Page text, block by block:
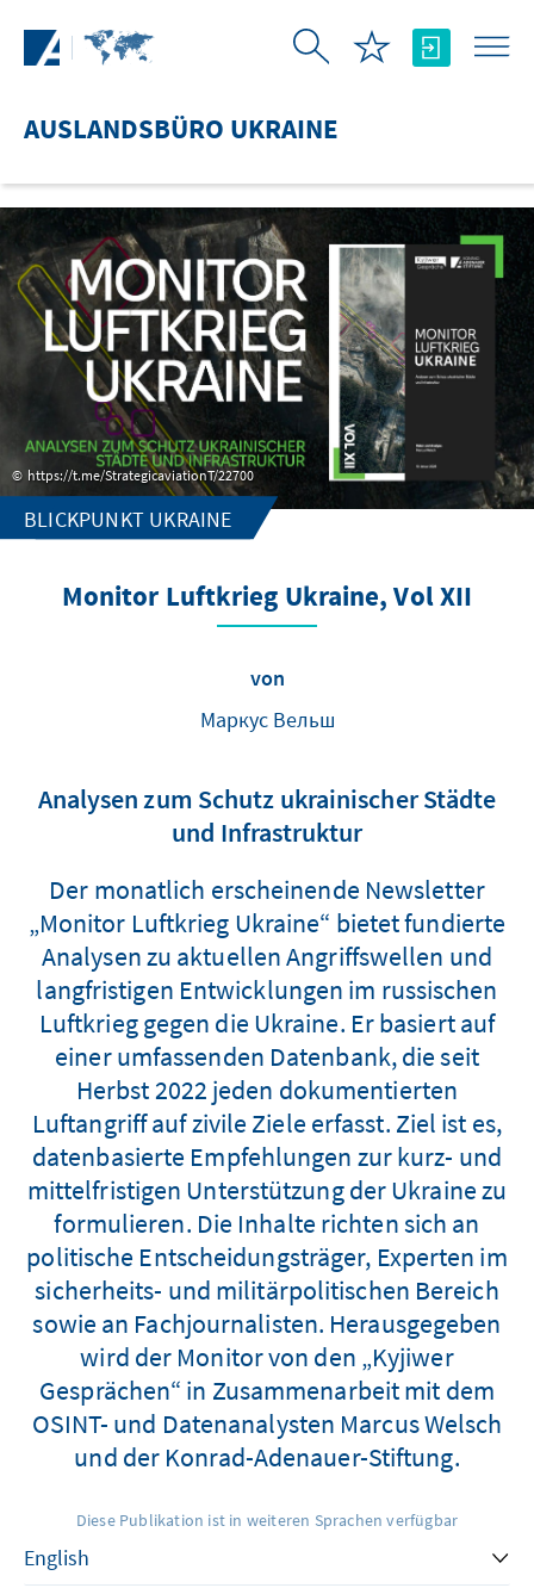
AUSLANDSBÜRO UKRAINE
https://t.me/StrategicaviationT/22700
BLICKPUNKT UKRAINE
Monitor Luftkrieg Ukraine, Vol XII
von
Маркус Вельш
Analysen zum Schutz ukrainischer Städte
und Infrastruktur
Der monatlich erscheinende Newsletter
„Monitor Luftkrieg Ukraine“ bietet fundierte
Analysen zu aktuellen Angriffswellen und
langfristigen Entwicklungen im russischen
Luftkrieg gegen die Ukraine. Er basiert auf
einer umfassenden Datenbank, die seit
Herbst 2022 jeden dokumentierten
Luftangriff auf zivile Ziele erfasst. Ziel ist es,
datenbasierte Empfehlungen zur kurz- und
mittelfristigen Unterstützung der Ukraine zu
formulieren. Die Inhalte richten sich an
politische Entscheidungsträger, Experten im
sicherheits- und militärpolitischen Bereich
sowie an Fachjournalisten. Herausgegeben
wird der Monitor von den „Kyjiwer
Gesprächen“ in Zusammenarbeit mit dem
OSINT- und Datenanalysten Marcus Welsch
und der Konrad-Adenauer-Stiftung.
Diese Publikation ist in weiteren Sprachen verfügbar